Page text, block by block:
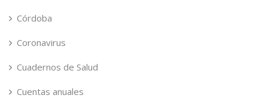
Córdoba
Coronavirus
Cuadernos de Salud
Cuentas anuales